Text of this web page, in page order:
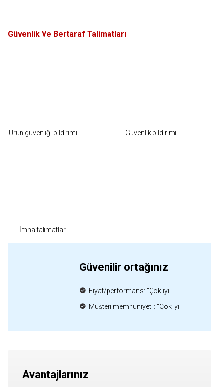
Güvenlik Ve Bertaraf Talimatları
Ürün güvenliği bildirimi Güvenlik bildirimi
İmha talimatları
Güvenilir ortağınız
Fiyat/performans: "Çok iyi"
Müşteri memnuniyeti : "Çok iyi"
Avantajlarınız